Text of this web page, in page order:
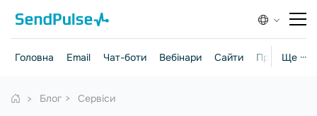
Ще ···
Головна Email Чат-боти Вебінари Сайти Практичні
Блог Сервіси